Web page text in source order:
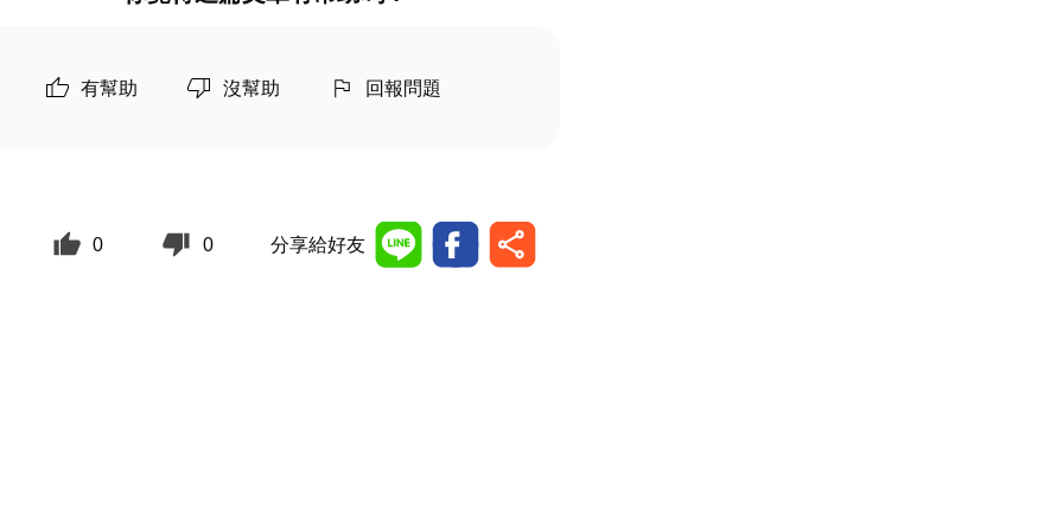
有幫助 沒幫助 回報問題
0 0 分享給好友